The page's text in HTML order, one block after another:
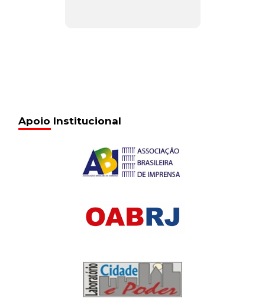
Apoio Institucional